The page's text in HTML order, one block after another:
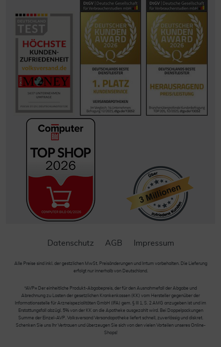
Datenschutz AGB Impressum
Alle Preise sind inkl. der gestzlichen MwSt. Preisänderungen und Irrtum vorbehalten. Die Lieferung
erfolgt nur innerhalb von Deutschland.
*AVP= Der einheitliche Produkt-Abgabepreis, der für den Ausnahmefall der Abgabe und
Abrechnung zu Lasten der gesetzlichen Krankenkassen (KK) vom Hersteller gegenüber der
Informationsstelle für Arzneispezialitäten GmbH (IFA) gem. § III 1, S. 2 AMG anzugeben ist und im
Erstattungsfall abzügl. 5% von der KK an die Apotheke ausgezahlt wird. Bei Doppelpackungen
Summe der Einzel-AVP. Volksversand Versandapotheke liefert schnell, zuverlässig und diskret.
Schenken Sie uns Ihr Vertrauen und überzeugen Sie sich von den vielen Vorteilen unseres Online-
Shops!